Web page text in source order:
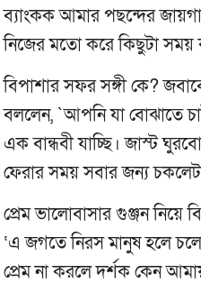
ব্যাংকক আমার পছন্দের
নিজের মতো করে কিছুটা সময়
বিপাশার সফর সঙ্গী কে?
বললেন, `আপনি যা বোঝাতে
এক বান্ধবী যাচ্ছি। জাস্ট
ফেরার সময় সবার জন্য
প্রেম ভালোবাসার গুঞ্জন নিয়ে
‘এ জগতে নিরস মানুষ হলে
প্রেম না করলে দর্শক কেন